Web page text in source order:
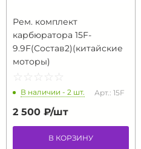
Рем. комплект
карбюратора 15F-
9.9F(Состав2)(китайские
моторы)
☆ ☆ ☆ ☆ ☆
★ ★ ★ ★ ★
В наличии - 2 шт. Арт.: 15F
2 500 ₽/шт
В КОРЗИНУ